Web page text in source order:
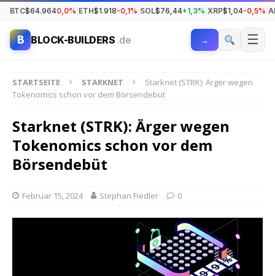
BTC$64.9640,0% ETH$1.918-0,1% SOL$76,44+1,3% XRP$1,04-0,5%
B BLOCK-BUILDERS .de → ☰
STARTSEITE STARKNET
Starknet (STRK): Ärger wegen
Tokenomics schon vor dem Börsendebüt
Starknet (STRK): Ärger wegen
Tokenomics schon vor dem
Börsendebüt
Februar 15, 2024 Stephan Fiedler 0